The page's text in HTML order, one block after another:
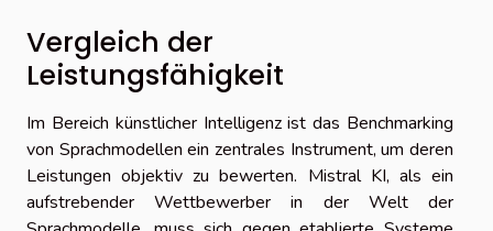
Vergleich der
Leistungsfähigkeit
Im Bereich künstlicher Intelligenz ist das Benchmarking
von Sprachmodellen ein zentrales Instrument, um deren
Leistungen objektiv zu bewerten. Mistral KI, als ein
aufstrebender Wettbewerber in der Welt der